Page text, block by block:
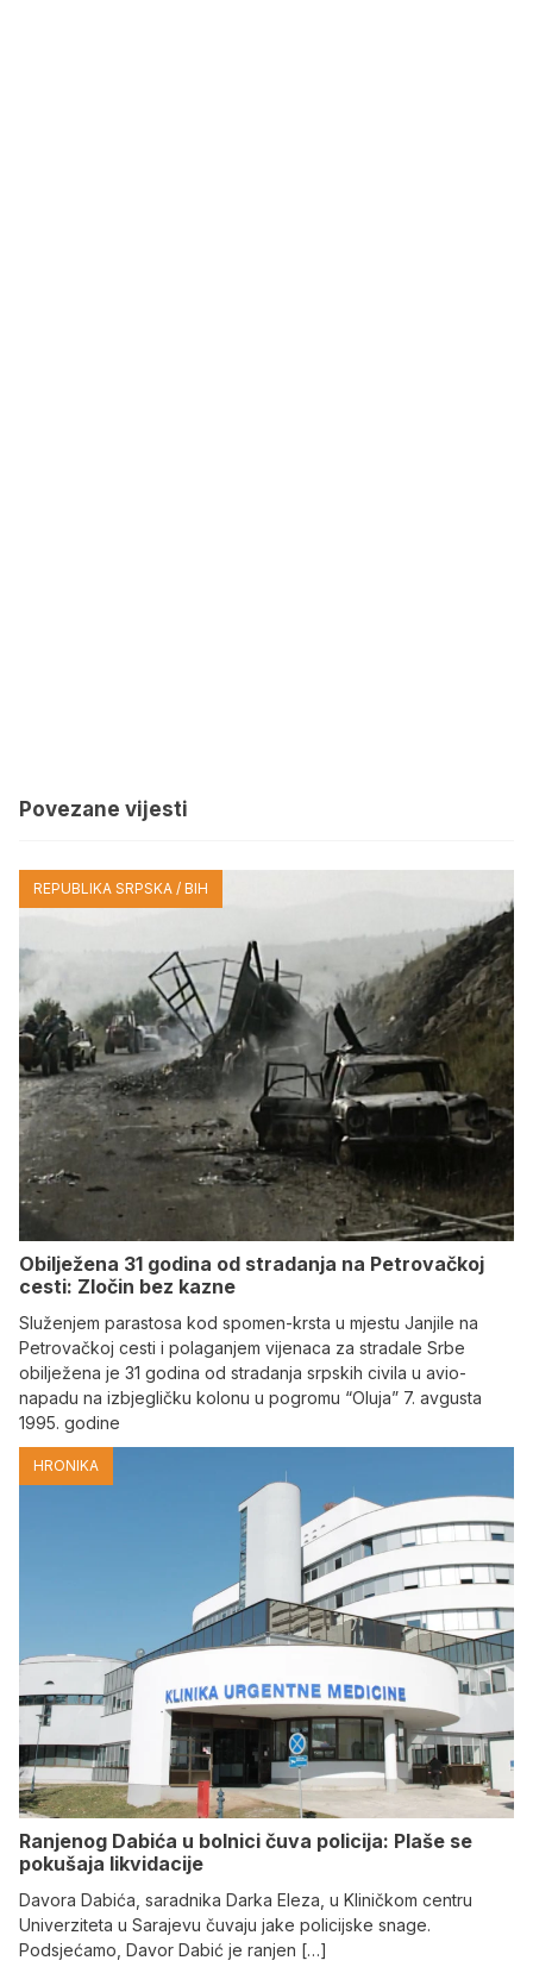
Povezane vijesti
REPUBLIKA SRPSKA / BIH
Obilježena 31 godina od stradanja na Petrovačkoj
cesti: Zločin bez kazne
Služenjem parastosa kod spomen-krsta u mjestu Janjile na
Petrovačkoj cesti i polaganjem vijenaca za stradale Srbe
obilježena je 31 godina od stradanja srpskih civila u avio-
napadu na izbjegličku kolonu u pogromu “Oluja” 7. avgusta
1995. godine
HRONIKA
Ranjenog Dabića u bolnici čuva policija: Plaše se
pokušaja likvidacije
Davora Dabića, saradnika Darka Eleza, u Kliničkom centru
Univerziteta u Sarajevu čuvaju jake policijske snage.
Podsjećamo, Davor Dabić je ranjen […]